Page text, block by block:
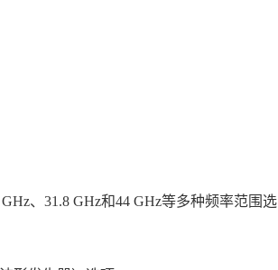
、31.8 GHz和44 GHz等多种频率范围选